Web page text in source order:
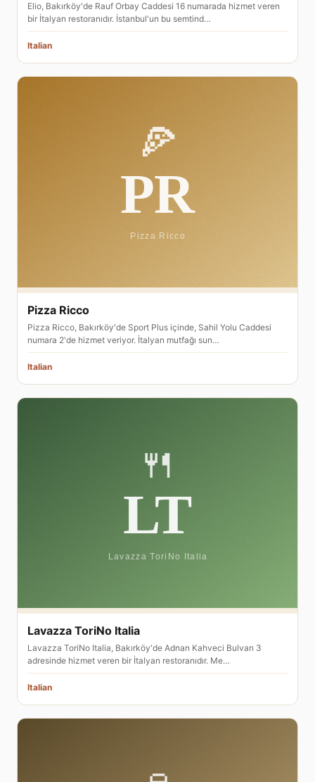
Elio, Bakırköy'de Rauf Orbay Caddesi 16 numarada hizmet veren
bir İtalyan restoranıdır. İstanbul'un bu semtind…
Italian
Pizza Ricco
Pizza Ricco, Bakırköy'de Sport Plus içinde, Sahil Yolu Caddesi
numara 2'de hizmet veriyor. İtalyan mutfağı sun…
Italian
Lavazza ToriNo Italia
Lavazza ToriNo Italia, Bakırköy'de Adnan Kahveci Bulvarı 3
adresinde hizmet veren bir İtalyan restoranıdır. Me…
Italian